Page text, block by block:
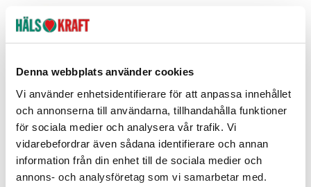
Denna webbplats använder cookies
Vi använder enhetsidentifierare för att anpassa innehållet
och annonserna till användarna, tillhandahålla funktioner
för sociala medier och analysera vår trafik. Vi
vidarebefordrar även sådana identifierare och annan
information från din enhet till de sociala medier och
annons- och analysföretag som vi samarbetar med.
Damianablad 100g
Natur-Drogeriet
Hallonblad 100g
Natur-Drogeriet